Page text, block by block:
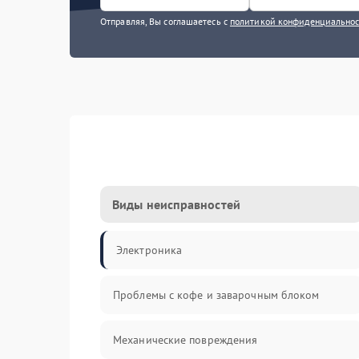
Отправляя, Вы соглашаетесь с политикой
Виды неисправностей
Электроника
Проблемы с кофе и заварочным блоком
Механические повреждения